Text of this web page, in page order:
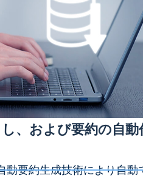
、および要約の自動
動要約生成技術により自動